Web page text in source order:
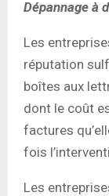
Dépannage à
Les
réputation
boîtes aux
dont le coût
factures
fois
Les